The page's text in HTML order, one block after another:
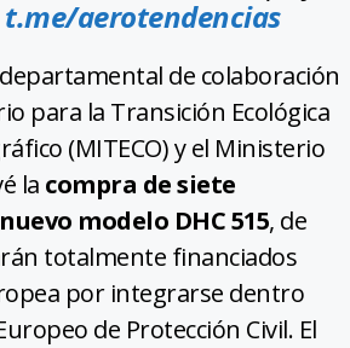
t.me/aerotendencias
de colaboración
para la Transición Ecológica
(MITECO) y el Ministerio
la compra de siete
modelo DHC 515, de
totalmente financiados
por integrarse dentro
de Protección Civil. El